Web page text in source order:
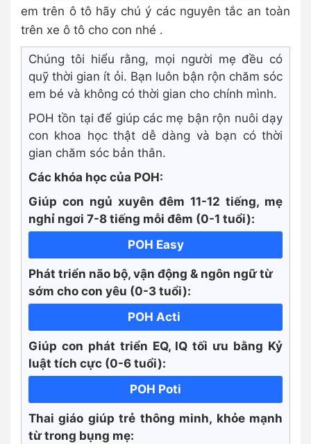
em trên ô tô hãy chú ý các nguyên tắc an toàn
trên xe ô tô cho con nhé .
Chúng tôi hiểu rằng, mọi người mẹ đều có
quỹ thời gian ít ỏi. Bạn luôn bận rộn chăm sóc
em bé và không có thời gian cho chính mình.
POH tồn tại để giúp các mẹ bận rộn nuôi dạy
con khoa học thật dễ dàng và bạn có thời
gian chăm sóc bản thân.
Các khóa học của POH:
Giúp con ngủ xuyên đêm 11-12 tiếng, mẹ
nghỉ ngơi 7-8 tiếng mỗi đêm (0-1 tuổi):
POH Easy
Phát triển não bộ, vận động & ngôn ngữ từ
sớm cho con yêu (0-3 tuổi):
POH Acti
Giúp con phát triển EQ, IQ tối ưu bằng Kỷ
luật tích cực (0-6 tuổi):
POH Poti
Thai giáo giúp trẻ thông minh, khỏe mạnh
từ trong bụng mẹ: